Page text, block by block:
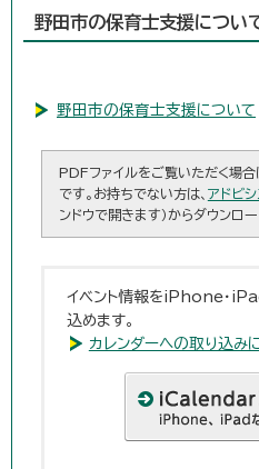
野田市の保育士支援につい
野田市の保育士支援について
PDFファイルをご覧いただく場
です。お持ちでない方は、 アドビ
ンドウで開きます）からダウンロー
イベント情報をiPhone・
込めます。
カレンダーへの取り込み